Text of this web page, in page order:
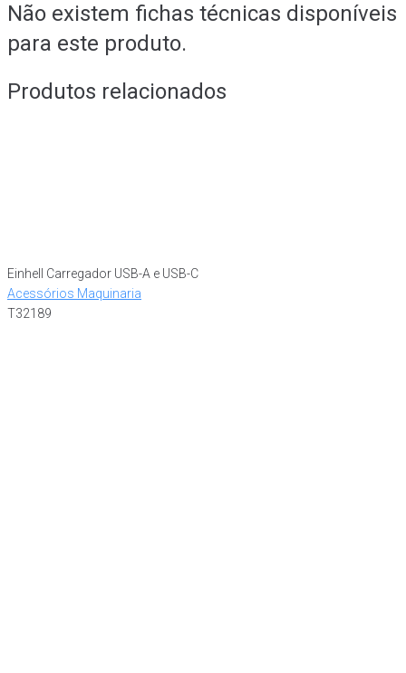
p/Madeira
Não existem fichas técnicas disponíveis
para este produto.
Produtos relacionados
Einhell Carregador USB-A e USB-C
Acessórios Maquinaria
T32189